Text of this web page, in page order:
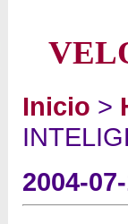
Inicio >
2004-